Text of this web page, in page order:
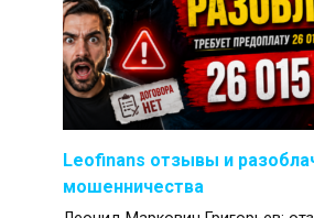
Leofinans отзывы и
мошенничества